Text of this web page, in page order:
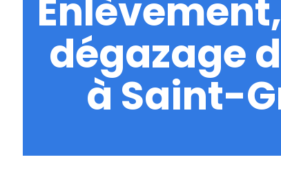
dégazage
à Saint-